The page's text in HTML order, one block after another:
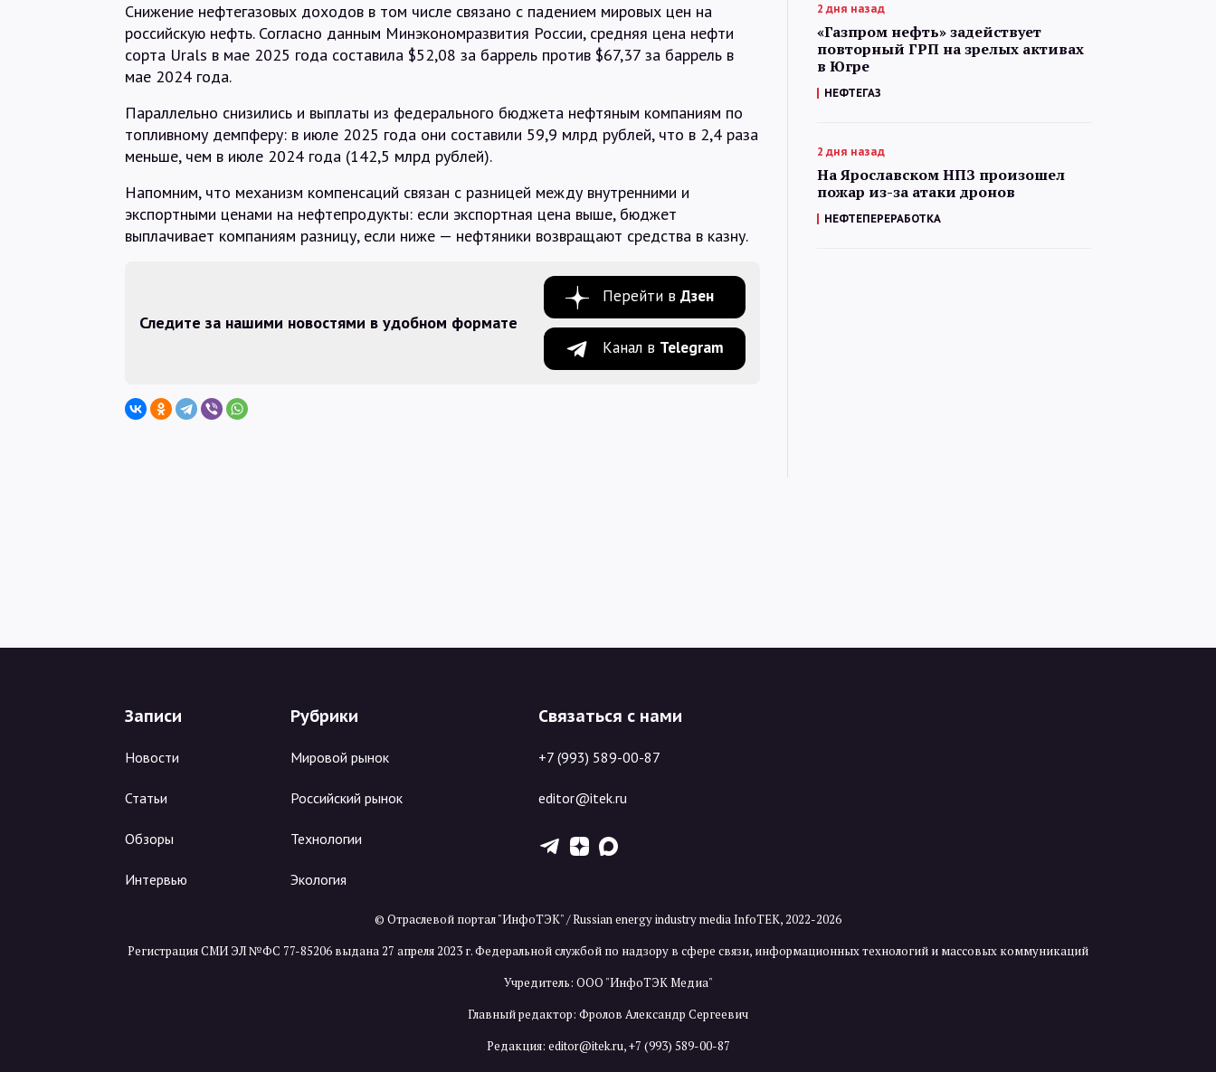
Снижение нефтегазовых доходов в том числе связано с падением мировых цен на
российскую нефть. Согласно данным Минэкономразвития России, средняя цена нефти
сорта Urals в мае 2025 года составила $52,08 за баррель против $67,37 за баррель в
мае 2024 года.
Параллельно снизились и выплаты из федерального бюджета нефтяным компаниям по
топливному демпферу: в июле 2025 года они составили 59,9 млрд рублей, что в 2,4 раза
меньше, чем в июле 2024 года (142,5 млрд рублей).
Напомним, что механизм компенсаций связан с разницей между внутренними и
экспортными ценами на нефтепродукты: если экспортная цена выше, бюджет
выплачивает компаниям разницу, если ниже — нефтяники возвращают средства в казну.
Следите за нашими новостями в удобном формате
Перейти в Дзен
Канал в Telegram
2 дня назад
«Газпром нефть» задействует
повторный ГРП на зрелых активах
в Югре
НЕФТЕГАЗ
2 дня назад
На Ярославском НПЗ произошел
пожар из-за атаки дронов
НЕФТЕПЕРЕРАБОТКА
Записи
Новости
Статьи
Обзоры
Интервью
Рубрики
Мировой рынок
Российский рынок
Технологии
Экология
Связаться с нами
+7 (993) 589-00-87
editor@itek.ru
T Z X
© Отраслевой портал "ИнфоТЭК" / Russian energy industry media InfoTEK, 2022-2026
Регистрация СМИ ЭЛ №ФС 77-85206 выдана 27 апреля 2023 г. Федеральной службой по надзору в сфере связи, информационных технологий и массовых коммуникаций
Учредитель: ООО "ИнфоТЭК Медиа"
Главный редактор: Фролов Александр Сергеевич
Редакция: editor@itek.ru,+7 (993) 589-00-87